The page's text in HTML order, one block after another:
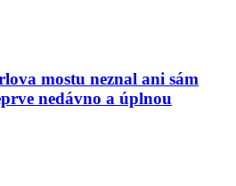
mostu neznal ani sám
nedávno a úplnou